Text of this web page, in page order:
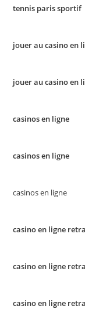
tennis paris sportif
jouer au casino en
jouer au casino en
casinos en ligne
casinos en ligne
casinos en ligne
casino en ligne
casino en ligne
casino en ligne